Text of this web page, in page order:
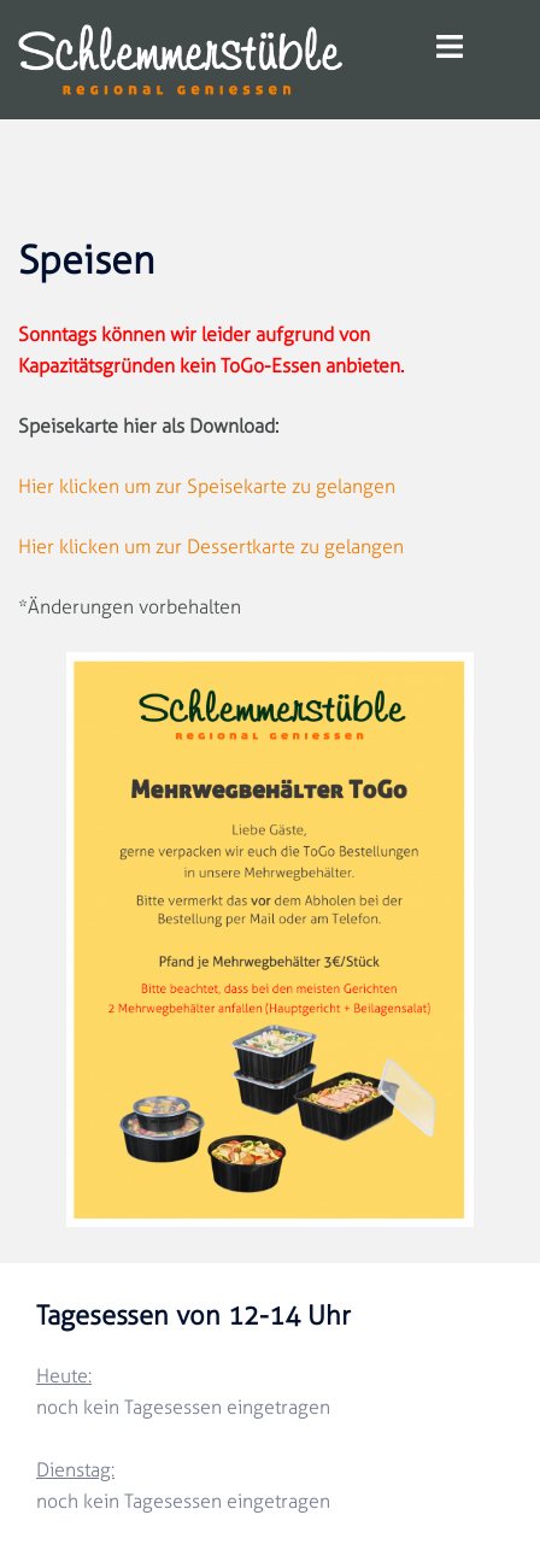
Inhalt
springen
Speisen
Sonntags können wir leider aufgrund von
Kapazitätsgründen kein ToGo-Essen anbieten.
Speisekarte hier als Download:
Hier klicken um zur Speisekarte zu gelangen
Hier klicken um zur Dessertkarte zu gelangen
*Änderungen vorbehalten
Tagesessen von 12-14 Uhr
Heute:
noch kein Tagesessen eingetragen
Dienstag:
noch kein Tagesessen eingetragen